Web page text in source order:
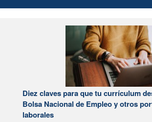
Diez claves para que tu currículum
Bolsa Nacional de Empleo y otros
laborales